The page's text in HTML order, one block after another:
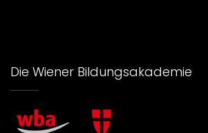
Die Wiener Bildungsakademie